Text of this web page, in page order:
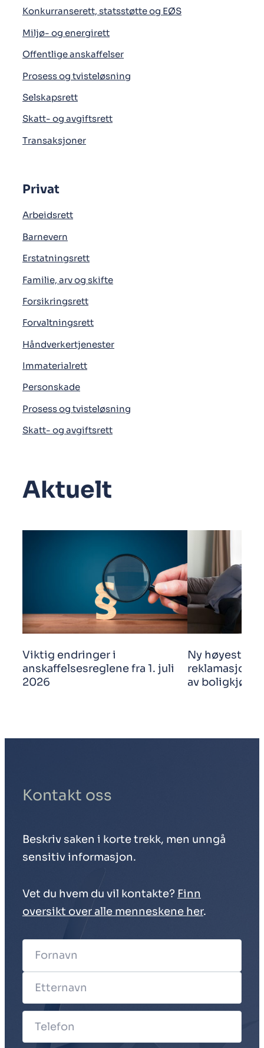
Konkurranserett, statsstøtte og EØS
Miljø- og energirett
Offentlige anskaffelser
Prosess og tvisteløsning
Selskapsrett
Skatt- og avgiftsrett
Transaksjoner
Privat
Arbeidsrett
Barnevern
Erstatningsrett
Familie, arv og skifte
Forsikringsrett
Forvaltningsrett
Håndverkertjenester
Immaterialrett
Personskade
Prosess og tvisteløsning
Skatt- og avgiftsrett
Aktuelt
Viktig endringer i
anskaffelsesreglene fra 1. juli
2026
Ny
av boligkjøp
Kontakt oss
Beskriv saken i korte trekk, men unngå
sensitiv informasjon.
Vet du hvem du vil kontakte? Finn
oversikt over alle menneskene her.